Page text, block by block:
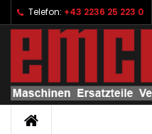
Telefon: +43 2236 25 223 0
STARTSEITE